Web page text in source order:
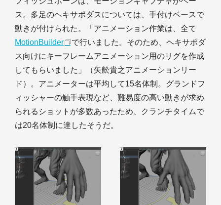
ス。多足のヘキサポダスについては、手付けベースで
動きが付けられた。「アニメーション作業は、全て
MotionBuilder
で行いました。そのため、ヘキサポダ
ス向けにキーフレームアニメーション用のリグを作成
してもらいました」（矢舩貴之アニメーションリー
ド）。アニメーターは平均して15名体制。グランドフ
ィッシャーの触手表現など、難易度の高い動きが求め
られるショットが多数あったため、クランチタイムで
は20名体制に達したそうだ。